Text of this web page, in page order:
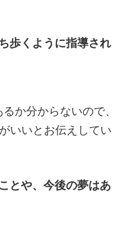
歩くように指導され
か分からないので、
いいとお伝えしてい
とや、今後の夢はあ